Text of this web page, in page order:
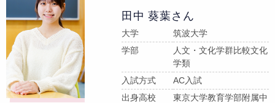
田中 葵葉さん
大学
筑波大学
学部
人文・文化学群比較文化
学類
入試方式
AC入試
出身高校
東京大学教育学部附属中